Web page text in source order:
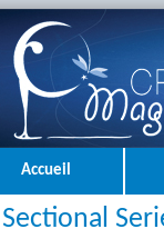
Accueil
Sectional